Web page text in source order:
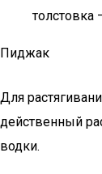
толстовка
Пиджак
Для
действенный
водки.